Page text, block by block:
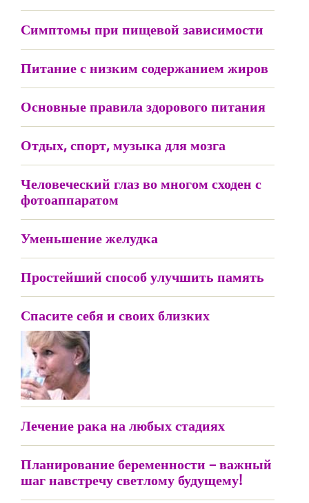
Симптомы при пищевой зависимости
Питание с низким содержанием жиров
Основные правила здорового питания
Отдых, спорт, музыка для мозга
Человеческий глаз во многом сходен с
фотоаппаратом
Уменьшение желудка
Простейший способ улучшить память
Спасите себя и своих близких
Лечение рака на любых стадиях
Планирование беременности – важный
шаг навстречу светлому будущему!